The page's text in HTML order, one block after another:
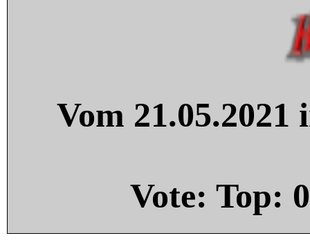
Vom
Vote: Top: 0